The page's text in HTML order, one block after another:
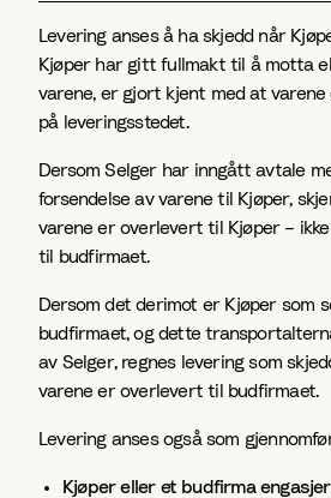
Levering anses å ha skjedd når
Kjøper har gitt fullmakt til å motta
varene, er gjort kjent med at
på leveringsstedet.
Dersom Selger har inngått avtale
forsendelse av varene til Kjøper,
varene er overlevert til Kjøper –
til budfirmaet.
Dersom det derimot er Kjøper som
budfirmaet, og dette
av Selger, regnes levering som
varene er overlevert til budfirmaet.
Levering anses også som
Kjøper eller et budfirma